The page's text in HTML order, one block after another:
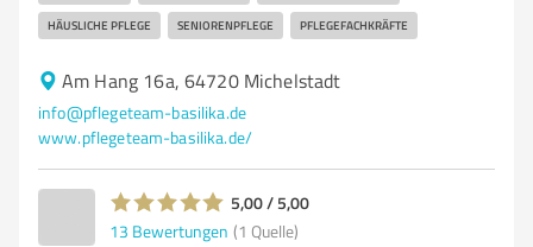
HÄUSLICHE PFLEGE SENIORENPFLEGE PFLEGEFACHKRÄFTE
Am Hang 16a, 64720 Michelstadt
info@pflegeteam-basilika.de
www.pflegeteam-basilika.de/
5,00 / 5,00
13 Bewertungen (1 Quelle)